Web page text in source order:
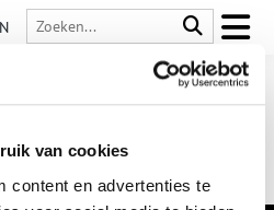
van cookies
content en advertenties te